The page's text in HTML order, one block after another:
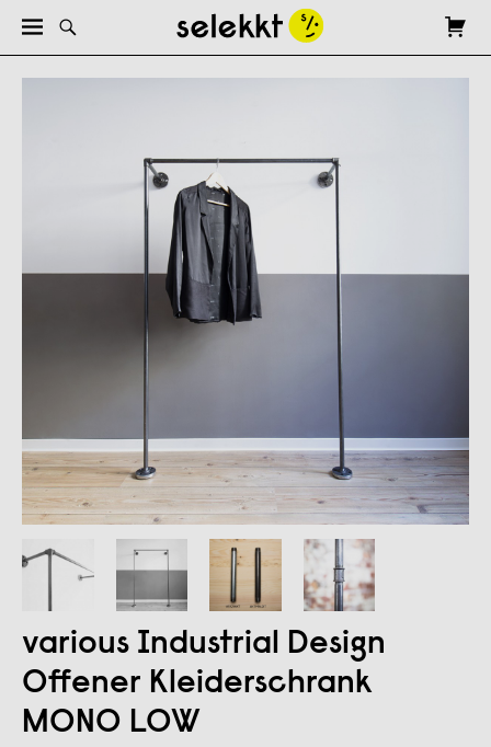
various Industrial Design
Offener Kleiderschrank
MONO LOW